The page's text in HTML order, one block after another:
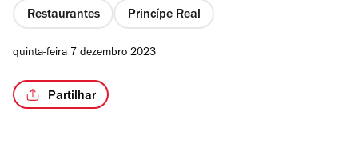
Restaurantes Princípe Real
quinta-feira 7 dezembro 2023
Partilhar